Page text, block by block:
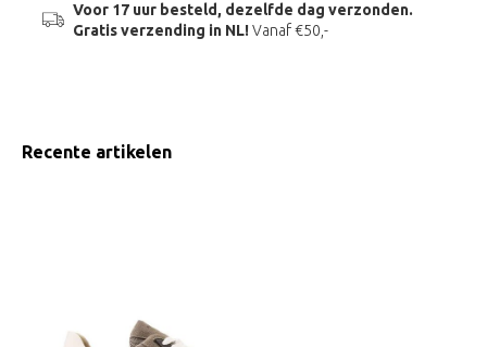
Voor 17 uur besteld, dezelfde dag verzonden.
Gratis verzending in NL!Vanaf €50,-
Recente artikelen